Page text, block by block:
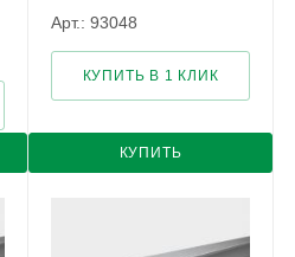
Арт.: 93048
КУПИТЬ
КУПИТЬ В 1 КЛИК